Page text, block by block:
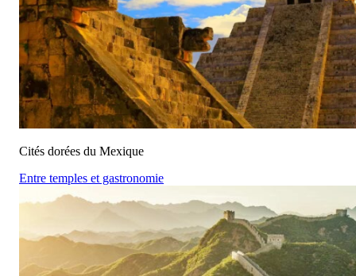
Cités dorées du Mexique
Entre temples et gastronomie